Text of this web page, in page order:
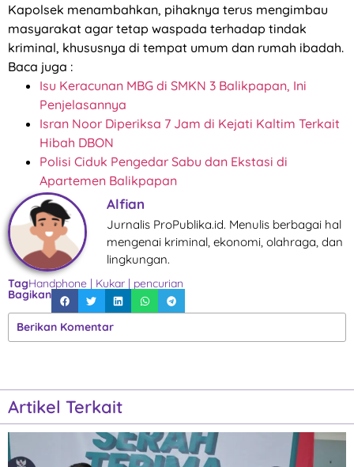
Kapolsek menambahkan, pihaknya terus mengimbau
masyarakat agar tetap waspada terhadap tindak
kriminal, khususnya di tempat umum dan rumah ibadah.
Baca juga :
Isu Keracunan MBG di SMKN 3 Balikpapan, Ini
Penjelasannya
Isran Noor Diperiksa 7 Jam di Kejati Kaltim Terkait
Hibah DBON
Polisi Ciduk Pengedar Sabu dan Ekstasi di
Apartemen Balikpapan
Alfian
Jurnalis ProPublika.id. Menulis berbagai hal
mengenai kriminal, ekonomi, olahraga, dan
lingkungan.
TagHandphone Kukar pencurian
Bagikan
Berikan Komentar
Artikel Terkait